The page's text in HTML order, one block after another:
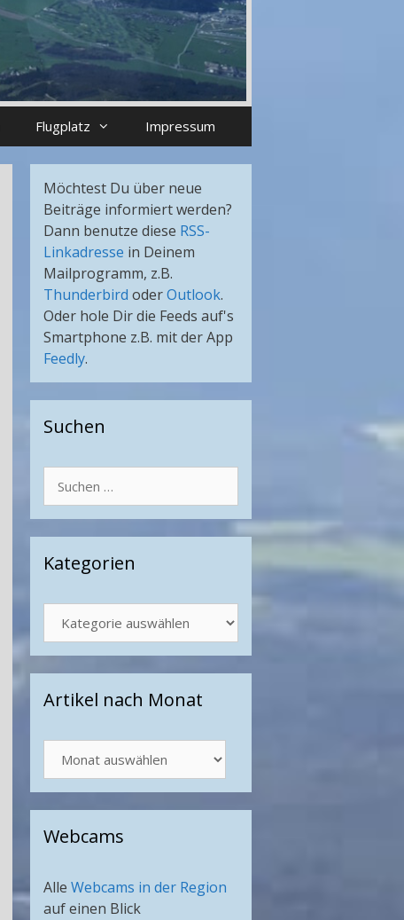
Flugplatz Impressum
Möchtest Du über neue
Beiträge informiert werden?
Dann benutze diese RSS-
Linkadresse in Deinem
Mailprogramm, z.B.
Thunderbird oderOutlook.
Oder hole Dir die Feeds auf's
Smartphone z.B. mit der App
Feedly.
Suchen
nach:
Kategorien
Artikel nach Monat
nach
Monat
Webcams
Alle Webcams in der Region
auf einen Blick